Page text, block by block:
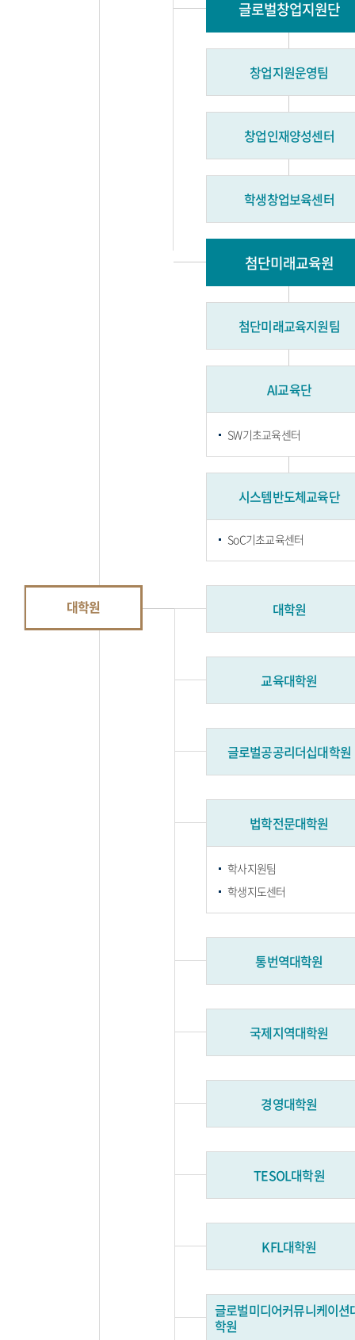
글로벌창업지원단
창업지원운영팀
창업인재양성센터
학생창업보육센터
첨단미래교육원
첨단미래교육지원팀
AI교육단
SW기초교육센터
시스템반도체교육단
SoC기초교육센터
대학원 대학원
교육대학원
글로벌공공리더십대학원
법학전문대학원
학사지원팀
학생지도센터
통번역대학원
국제지역대학원
경영대학원
TESOL대학원
KFL대학원
글로벌미디어커뮤니케이션
학원